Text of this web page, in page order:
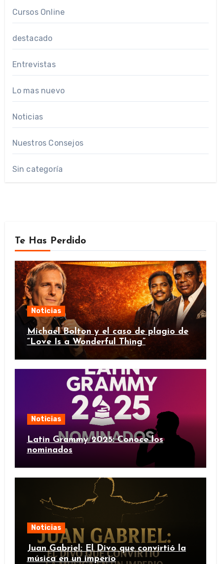
Cursos Online
destacado
Entrevistas
Lo mas nuevo
Noticias
Nuestros Consejos
Sin categoría
Te Has Perdido
Noticias
Michael Bolton y el caso de plagio de
“Love Is a Wonderful Thing”
Noticias
Latin Grammy 2025: Conoce los
nominados
Noticias
Juan Gabriel: El Divo que convirtió la
música en un imperio